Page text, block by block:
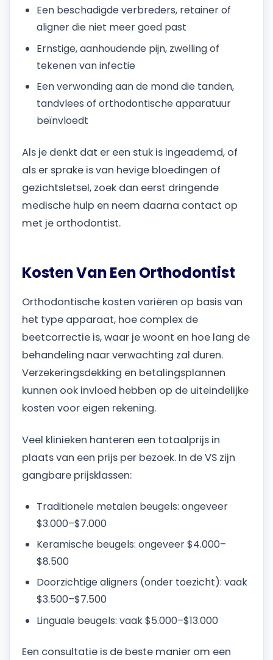
Een beschadigde verbreders, retainer of
aligner die niet meer goed past
Ernstige, aanhoudende pijn, zwelling of
tekenen van infectie
Een verwonding aan de mond die tanden,
tandvlees of orthodontische apparatuur
beïnvloedt
Als je denkt dat er een stuk is ingeademd, of
als er sprake is van hevige bloedingen of
gezichtsletsel, zoek dan eerst dringende
medische hulp en neem daarna contact op
met je orthodontist.
Kosten Van Een Orthodontist
Orthodontische kosten variëren op basis van
het type apparaat, hoe complex de
beetcorrectie is, waar je woont en hoe lang de
behandeling naar verwachting zal duren.
Verzekeringsdekking en betalingsplannen
kunnen ook invloed hebben op de uiteindelijke
kosten voor eigen rekening.
Veel klinieken hanteren een totaalprijs in
plaats van een prijs per bezoek. In de VS zijn
gangbare prijsklassen:
Traditionele metalen beugels: ongeveer
$3.000–$7.000
Keramische beugels: ongeveer $4.000–
$8.500
Doorzichtige aligners (onder toezicht): vaak
$3.500–$7.500
Linguale beugels: vaak $5.000–$13.000
Een consultatie is de beste manier om een